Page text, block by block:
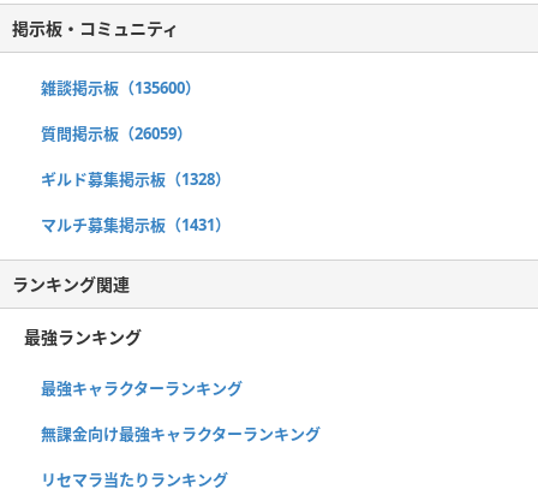
掲示板・コミュニティ
雑談掲示板（135600）
質問掲示板（26059）
ギルド募集掲示板（1328）
マルチ募集掲示板（1431）
ランキング関連
最強ランキング
最強キャラクターランキング
無課金向け最強キャラクターランキング
リセマラ当たりランキング